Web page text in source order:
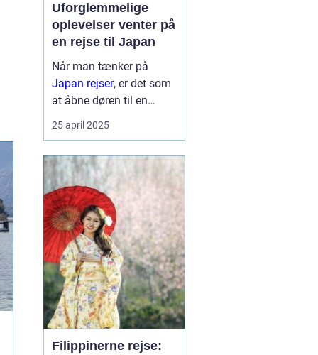
Uforglemmelige
oplevelser venter på
en rejse til Japan
Når man tænker på
Japan rejser, er det som
at åbne døren til en
verden af kontraster og
fortryllende oplevelser.
25 april 2025
Filippinerne rejse: